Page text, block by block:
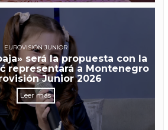
EUROVISIÓN JUNIOR
será la propuesta con la
representará a Montenegro
Junior 2026
Leer más